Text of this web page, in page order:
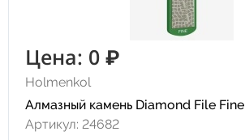
Цена: 0 ₽
Holmenkol
Алмазный камень Diamond File Fine
Артикул: 24682